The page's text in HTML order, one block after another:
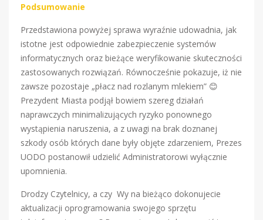
Podsumowanie
Przedstawiona powyżej sprawa wyraźnie udowadnia, jak
istotne jest odpowiednie zabezpieczenie systemów
informatycznych oraz bieżące weryfikowanie skuteczności
zastosowanych rozwiązań. Równocześnie pokazuje, iż nie
zawsze pozostaje „płacz nad rozlanym mlekiem” 😊
Prezydent Miasta podjął bowiem szereg działań
naprawczych minimalizujących ryzyko ponownego
wystąpienia naruszenia, a z uwagi na brak doznanej
szkody osób których dane były objęte zdarzeniem, Prezes
UODO postanowił udzielić Administratorowi wyłącznie
upomnienia.
Drodzy Czytelnicy, a czy Wy na bieżąco dokonujecie
aktualizacji oprogramowania swojego sprzętu